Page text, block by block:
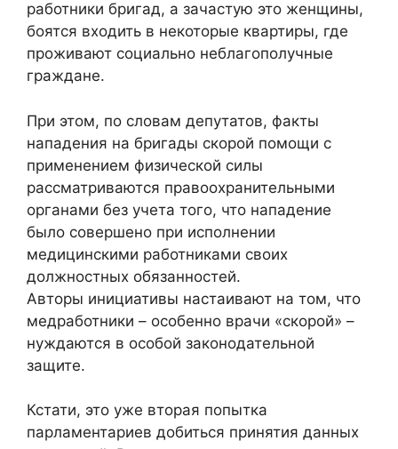
работники бригад, а зачастую это женщины,
боятся входить в некоторые квартиры, где
проживают социально неблагополучные
граждане.
При этом, по словам депутатов, факты
нападения на бригады скорой помощи с
применением физической силы
рассматриваются правоохранительными
органами без учета того, что нападение
было совершено при исполнении
медицинскими работниками своих
должностных обязанностей.
Авторы инициативы настаивают на том, что
медработники – особенно врачи «скорой» –
нуждаются в особой законодательной
защите.
Кстати, это уже вторая попытка
парламентариев добиться принятия данных